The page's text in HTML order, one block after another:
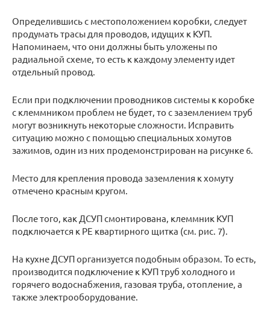
Определившись с местоположением коробки, следует
продумать трасы для проводов, идущих к КУП.
Напоминаем, что они должны быть уложены по
радиальной схеме, то есть к каждому элементу идет
отдельный провод.
Если при подключении проводников системы к коробке
с клеммником проблем не будет, то с заземлением труб
могут возникнуть некоторые сложности. Исправить
ситуацию можно с помощью специальных хомутов
зажимов, один из них продемонстрирован на рисунке 6.
Место для крепления провода заземления к хомуту
отмечено красным кругом.
После того, как ДСУП смонтирована, клеммник КУП
подключается к РЕ квартирного щитка (см. рис. 7).
На кухне ДСУП организуется подобным образом. То есть,
производится подключение к КУП труб холодного и
горячего водоснабжения, газовая труба, отопление, а
также электрооборудование.